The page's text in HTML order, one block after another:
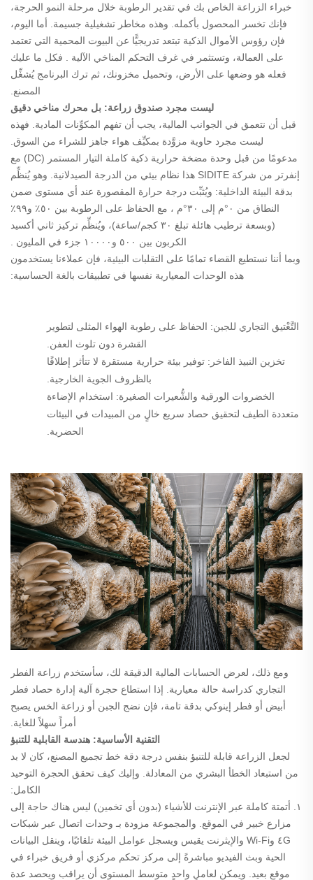
خبراء الزراعة الخاص بك في تقدير الرطوبة خلال مرحلة النمو الحرجة،
فإنك تخسر المحصول بأكمله. وهذه مخاطر تشغيلية جسيمة. أما اليوم،
فإن رؤوس الأموال الذكية تبتعد تدريجيًّا عن البيوت المحمية التي تعتمد
على العمالة، وتستثمر في غرف التحكم المناخي الآلية
. فكل ما عليك
فعله هو وضعها على الأرض، وتحميل مخزونك، ثم ترك البرنامج يُشغِّل
المصنع.
ليست مجرد صندوق زراعة: بل محرك مناخي دقيق
قبل أن نتعمق في الجوانب المالية، يجب أن تفهم المكوِّنات المادية. فهذه
ليست مجرد حاوية مزوَّدة بمكيِّف هواء جاهز للشراء من السوق.
مدعومًا من قبل
وحدة مضخة حرارية ذكية كاملة التيار المستمر (DC) مع
إنفرتر من شركة SIDITE
هذا نظام بيئي من الدرجة الصيدلانية. وهو يُنظِّم
بدقة البيئة الداخلية: ويُثبِّت درجة حرارة المقصورة عند أي مستوى ضمن
النطاق من ٠°م إلى ٣٠°م ، مع الحفاظ على الرطوبة بين ٥٠٪ و٩٩٪
(وبسعة ترطيب هائلة تبلغ ٣٠ كجم/ساعة)، ويُنظِّم
تركيز ثاني أكسيد
الكربون بين ٥٠٠ و١٠٠٠٠ جزء في المليون
وبما أننا نستطيع القضاء تمامًا على التقلبات البيئية، فإن عملاءنا يستخدمون
هذه الوحدات المعيارية نفسها في تطبيقات بالغة الحساسية:
التَّعْتيق التجاري للجبن: الحفاظ على رطوبة الهواء المثلى لتطوير
القشرة دون تلوث العفن.
تخزين النبيذ الفاخر: توفير بيئة حرارية مستقرة لا تتأثر إطلاقًا
بالظروف الجوية الخارجية.
الخضروات الورقية والشُّعيرات الصغيرة: استخدام الإضاءة
متعددة الطيف لتحقيق حصاد سريع خالٍ من المبيدات في البيئات
الحضرية.
ومع ذلك، لعرض الحسابات المالية الدقيقة لك، سأستخدم زراعة الفطر
التجاري كدراسة حالة معيارية. إذا استطاع حجرة آلية إدارة حصاد فطر
أبيض أو فطر إينوكي بدقة تامة، فإن نضج الجبن أو زراعة الخس يصبح
أمراً سهلاً للغاية.
التقنية الأساسية: هندسة القابلية للتنبؤ
لجعل الزراعة قابلة للتنبؤ بنفس درجة دقة خط تجميع المصنع، كان لا بد
من استبعاد الخطأ البشري من المعادلة. وإليك كيف تحقق الحجرة التوحيد
الكامل:
١. أتمتة كاملة عبر الإنترنت للأشياء (بدون أي تخمين)
ليس هناك حاجة إلى
مزارع خبير في الموقع. والمجموعة مزودة بـ وحدات اتصال عبر شبكات
٤G وWi-Fi والإيثرنت
يقيس ويسجل عوامل البيئة تلقائيًا، وينقل البيانات
الحية وبث الفيديو مباشرةً إلى مركز تحكم مركزي أو فريق خبراء في
موقع بعيد. ويمكن لعاملٍ واحدٍ متوسط المستوى أن يراقب ويحصد عدة